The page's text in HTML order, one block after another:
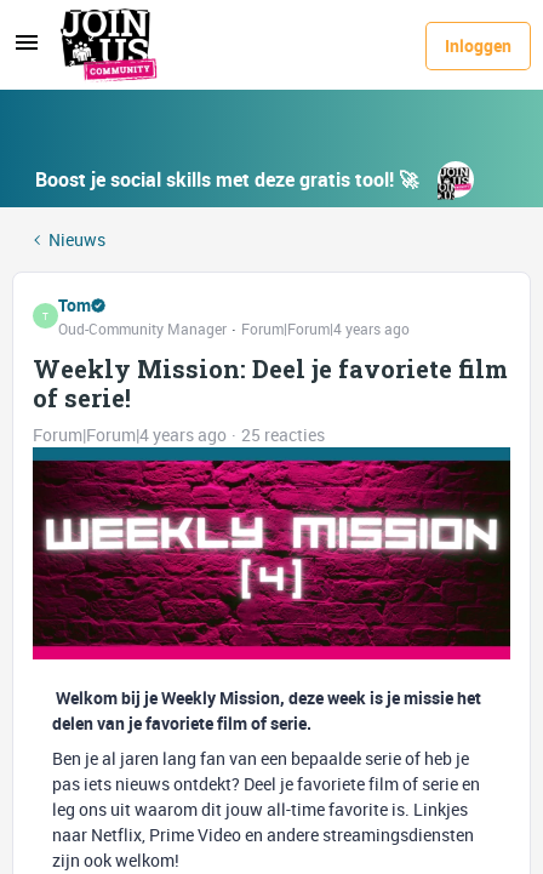
Inloggen
Boost je social skills met deze gratis tool! 🚀
Nieuws
T Tom
Oud-Community Manager Forum|Forum|4 years ago
Weekly Mission: Deel je favoriete film
of serie!
Forum|Forum|4 years ago 25 reacties
Welkom bij je Weekly Mission, deze week is je missie het
delen van je favoriete film of serie.
Ben je al jaren lang fan van een bepaalde serie of heb je
pas iets nieuws ontdekt? Deel je favoriete film of serie en
leg ons uit waarom dit jouw all-time favorite is. Linkjes
naar Netflix, Prime Video en andere streamingsdiensten
zijn ook welkom!